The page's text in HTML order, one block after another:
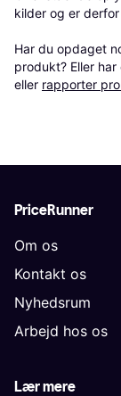
kilder og er
Har du opdaget
produkt? Eller
eller rapporter
PriceRunner
Om os
Kontakt os
Nyhedsrum
Arbejd hos os
Lær mere